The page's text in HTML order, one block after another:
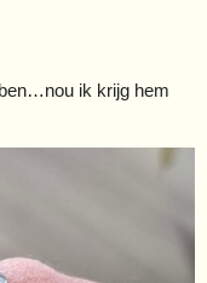
ik krijg hem